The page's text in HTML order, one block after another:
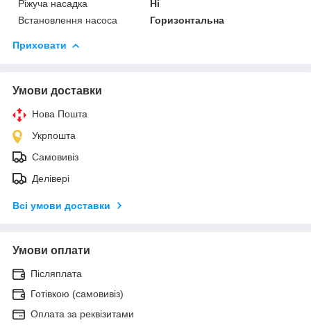
Ріжуча насадка
Ні
Встановлення насоса
Горизонтальна
Приховати
Умови доставки
Нова Пошта
Укрпошта
Самовивіз
Делівері
Всі умови доставки
Умови оплати
Післяплата
Готівкою (самовивіз)
Оплата за реквізитами